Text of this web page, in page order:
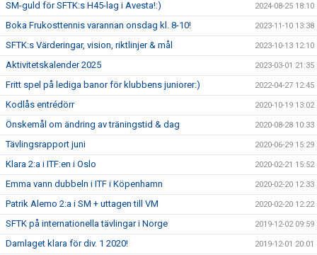
SM-guld för SFTK:s H45-lag i Avesta!:) 2024-08-25 18:10
Boka Frukosttennis varannan onsdag kl. 8-10! 2023-11-10 13:38
SFTK:s Värderingar, vision, riktlinjer & mål 2023-10-13 12:10
Aktivitetskalender 2025 2023-03-01 21:35
Fritt spel på lediga banor för klubbens juniorer:) 2022-04-27 12:45
Kodlås entrédörr 2020-10-19 13:02
Önskemål om ändring av träningstid & dag 2020-08-28 10:33
Tävlingsrapport juni 2020-06-29 15:29
Klara 2:a i ITF:en i Oslo 2020-02-21 15:52
Emma vann dubbeln i ITF i Köpenhamn 2020-02-20 12:33
Patrik Alemo 2:a i SM + uttagen till VM 2020-02-20 12:22
SFTK på internationella tävlingar i Norge 2019-12-02 09:59
Damlaget klara för div. 1 2020! 2019-12-01 20:01